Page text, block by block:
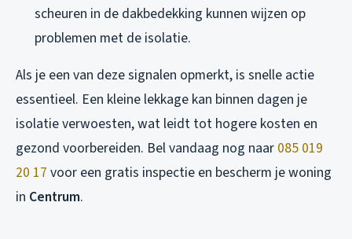
scheuren in de dakbedekking kunnen wijzen op
problemen met de isolatie.
Als je een van deze signalen opmerkt, is snelle actie
essentieel. Een kleine lekkage kan binnen dagen je
isolatie verwoesten, wat leidt tot hogere kosten en
gezond voorbereiden. Bel vandaag nog naar 085 019
20 17 voor een gratis inspectie en bescherm je woning
in Centrum.